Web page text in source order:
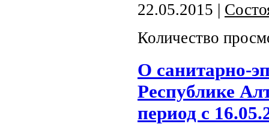
22.05.2015 |
Количество
О санитарно-
Республике
период с